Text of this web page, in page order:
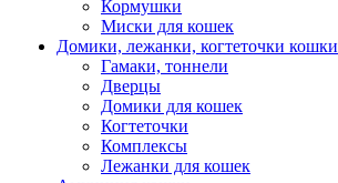
Кормушки
Миски для кошек
Домики, лежанки, когтеточки кошки
Гамаки, тоннели
Дверцы
Домики для кошек
Когтеточки
Комплексы
Лежанки для кошек